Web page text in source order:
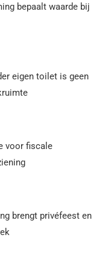
bepaalt waarde bij
eigen toilet is geen
voor fiscale
brengt privéfeest en